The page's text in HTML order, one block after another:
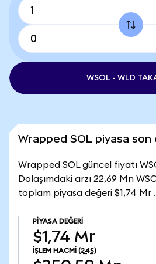
WSOL - WLD
Wrapped SOL piyasa son
Wrapped SOL güncel fiyatı
Dolaşımdaki arzı 22,69 Mn
toplam piyasa değeri $1,74 Mr .
PIYASA DEĞERI
$1,74 Mr
İŞLEM HACMI (24S)